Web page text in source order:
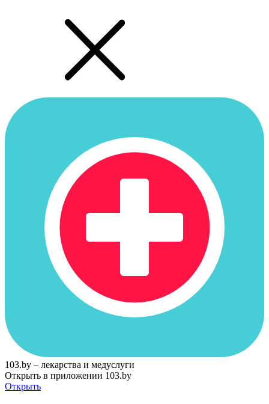
103.by – лекарства и медуслуги
Открыть в приложении 103.by
Открыть